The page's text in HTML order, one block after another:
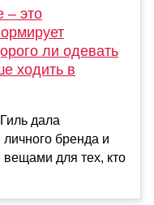
– это
ли одевать
ходить в
дала
бренда и
для тех, кто